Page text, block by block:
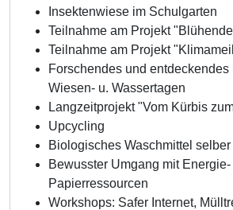
Insektenwiese im Schulgarten
Teilnahme am Projekt
Teilnahme am Projekt
Forschendes und
Wiesen- u. Wassertagen
Langzeitprojekt "Vom Kürbis
Upcycling
Biologisches Waschmittel
Bewusster Umgang mit Energie-
Papierressourcen
Workshops: Safer Internet,